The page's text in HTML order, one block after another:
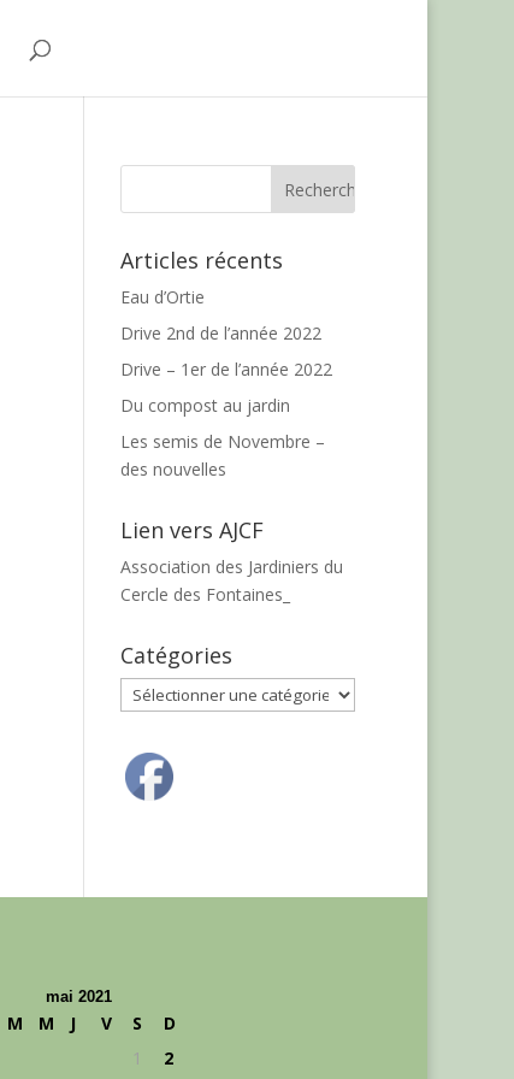
Articles récents
Eau d’Ortie
Drive 2nd de l’année 2022
Drive – 1er de l’année 2022
Du compost au jardin
Les semis de Novembre –
des nouvelles
Lien vers AJCF
Association des Jardiniers du
Cercle des Fontaines_
Catégories
Catégories
mai 2021
M M J V S
D
1
2